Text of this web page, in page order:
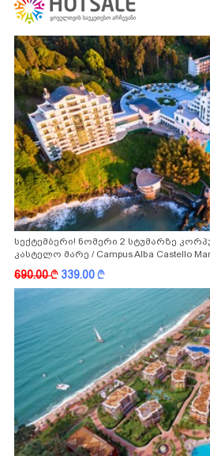
სექტემბერი! ნომერი 2 სტუმარზე
კასტელო მარე / Campus Alba Castello
690.00k 339.00k